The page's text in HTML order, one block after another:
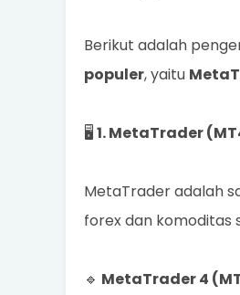
Berikut adalah
populer, yaitu
🖥️ 1. MetaTrader
MetaTrader adalah
forex dan komoditas
🔹 MetaTrader 4